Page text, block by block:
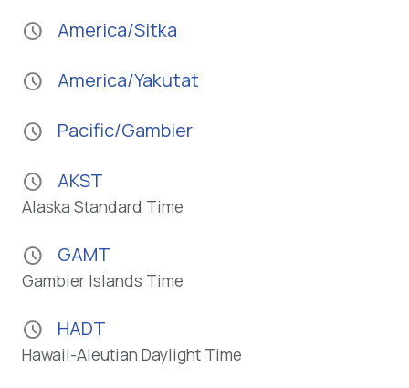
schedule America/Sitka
schedule America/Yakutat
schedule Pacific/Gambier
schedule AKST
Alaska Standard Time
schedule GAMT
Gambier Islands Time
schedule HADT
Hawaii-Aleutian Daylight Time